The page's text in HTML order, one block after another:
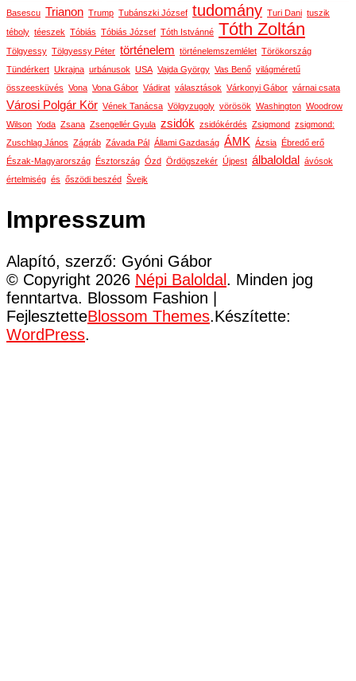
Basescu Trianon Trump Tubánszki József tudomány Turi Dani tuszik
téboly téeszek Tóbiás Tóbiás József Tóth Istvánné Tóth Zoltán
Tölgyessy Tölgyessy Péter történelem történelemszemlélet Törökország
Tündérkert Ukrajna urbánusok USA Vajda György Vas Benő világméretű
összeesküvés Vona Vona Gábor Vádirat választások Várkonyi Gábor várnai csata
Városi Polgár Kör Vének Tanácsa Völgyzugoly vörösök Washington Woodrow
Wilson Yoda Zsana Zsengellér Gyula zsidók zsidókérdés Zsigmond zsigmond:
Zuschlag János Zágráb Závada Pál Állami Gazdaság ÁMK Ázsia Ébredő erő
Észak-Magyarország Észtország Ózd Ördögszekér Újpest álbaloldal
ávósok
értelmiség és őszödi beszéd Švejk
Impresszum
Alapító, szerző: Gyóni Gábor
© Copyright 2026 Népi Baloldal . Minden jog
fenntartva. Blossom Fashion |
FejlesztetteBlossom Themes.Készítette:
WordPress.